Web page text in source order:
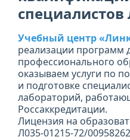
Учебный центр
реализации программ
профессионального
оказываем услуги по
и подготовке
лабораторий,
Россаккредитации.
Лицензия на
Л035-01215-72/